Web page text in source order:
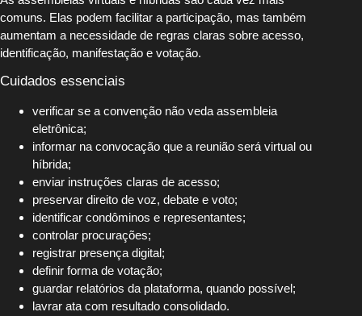
comuns. Elas podem facilitar a participação, mas também
aumentam a necessidade de regras claras sobre acesso,
identificação, manifestação e votação.
Cuidados essenciais
verificar se a convenção não veda assembleia
eletrônica;
informar na convocação que a reunião será virtual ou
híbrida;
enviar instruções claras de acesso;
preservar direito de voz, debate e voto;
identificar condôminos e representantes;
controlar procurações;
registrar presença digital;
definir forma de votação;
guardar relatórios da plataforma, quando possível;
lavrar ata com resultado consolidado.